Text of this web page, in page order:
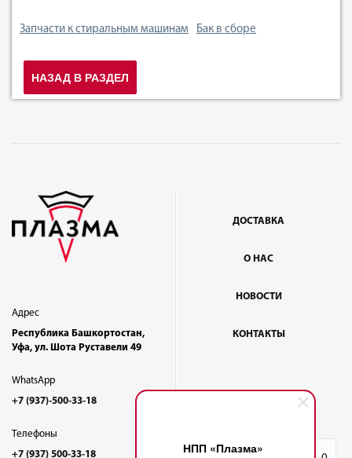
НПП «Плазма»
Запчасти к стиральным машинам Бак в сборе
НАЗАД В РАЗДЕЛ
Адрес
Республика Башкортостан,
Уфа, ул. Шота Руставели 49
WhatsApp
+7 (937)-500-33-18
Телефоны
+7 (937) 500-33-18
ДОСТАВКА
О НАС
НОВОСТИ
КОНТАКТЫ